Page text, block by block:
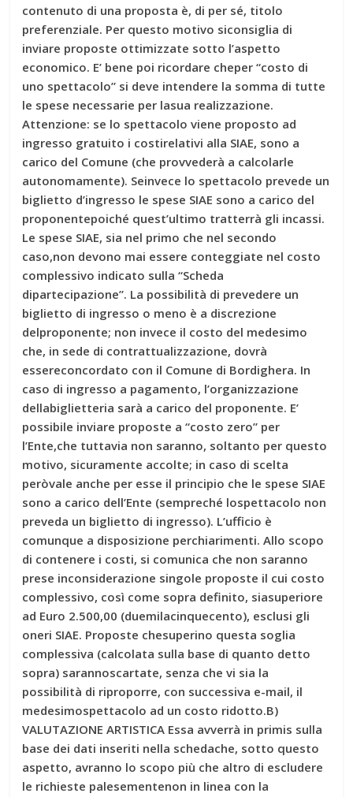
contenuto di una proposta è, di per sé, titolo
preferenziale. Per questo motivo siconsiglia di
inviare proposte ottimizzate sotto l’aspetto
economico. E’ bene poi ricordare cheper “costo di
uno spettacolo” si deve intendere la somma di tutte
le spese necessarie per lasua realizzazione.
Attenzione: se lo spettacolo viene proposto ad
ingresso gratuito i costirelativi alla SIAE, sono a
carico del Comune (che provvederà a calcolarle
autonomamente). Seinvece lo spettacolo prevede un
biglietto d’ingresso le spese SIAE sono a carico del
proponentepoiché quest’ultimo tratterrà gli incassi.
Le spese SIAE, sia nel primo che nel secondo
caso,non devono mai essere conteggiate nel costo
complessivo indicato sulla “Scheda
dipartecipazione”. La possibilità di prevedere un
biglietto di ingresso o meno è a discrezione
delproponente; non invece il costo del medesimo
che, in sede di contrattualizzazione, dovrà
essereconcordato con il Comune di Bordighera. In
caso di ingresso a pagamento, l’organizzazione
dellabiglietteria sarà a carico del proponente. E’
possibile inviare proposte a “costo zero” per
l’Ente,che tuttavia non saranno, soltanto per questo
motivo, sicuramente accolte; in caso di scelta
peròvale anche per esse il principio che le spese SIAE
sono a carico dell’Ente (sempreché lospettacolo non
preveda un biglietto di ingresso). L’ufficio è
comunque a disposizione perchiarimenti. Allo scopo
di contenere i costi, si comunica che non saranno
prese inconsiderazione singole proposte il cui costo
complessivo, così come sopra definito, siasuperiore
ad Euro 2.500,00 (duemilacinquecento), esclusi gli
oneri SIAE. Proposte chesuperino questa soglia
complessiva (calcolata sulla base di quanto detto
sopra) sarannoscartate, senza che vi sia la
possibilità di riproporre, con successiva e-mail, il
medesimospettacolo ad un costo ridotto.B)
VALUTAZIONE ARTISTICA Essa avverrà in primis sulla
base dei dati inseriti nella schedache, sotto questo
aspetto, avranno lo scopo più che altro di escludere
le richieste palesementenon in linea con la